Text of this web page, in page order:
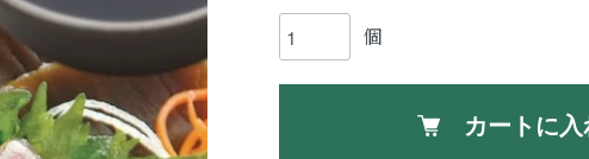
個
カートに入